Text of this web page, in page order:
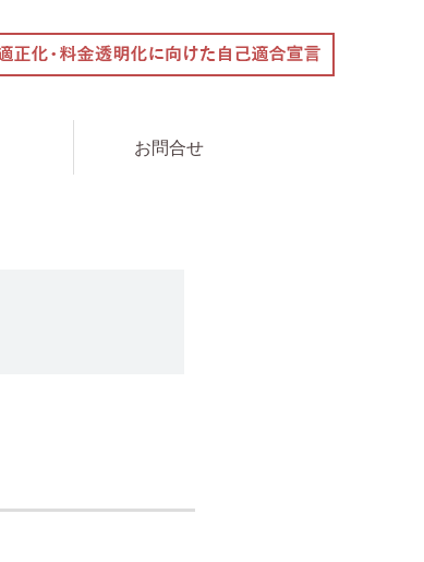
お問合せ